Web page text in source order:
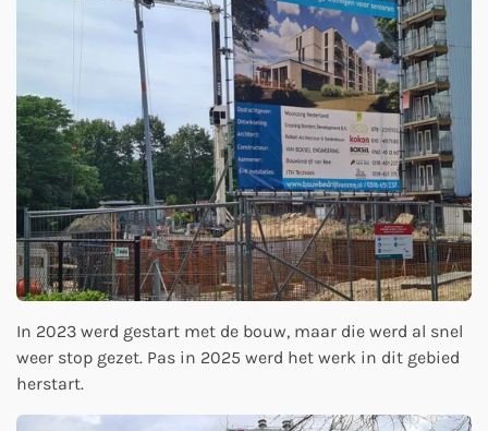
In 2023 werd gestart met de bouw, maar die werd al snel
weer stop gezet. Pas in 2025 werd het werk in dit gebied
herstart.